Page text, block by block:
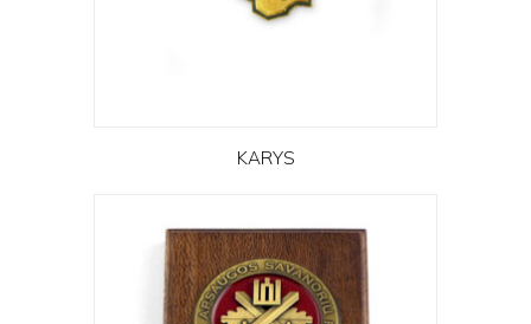
KARYS